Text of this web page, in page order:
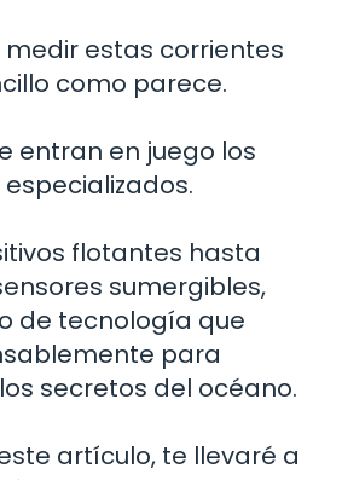
medir estas corrientes
como parece.
entran en juego los
flotantes hasta
sumergibles,
de tecnología que
para
secretos del océano.
artículo, te llevaré a